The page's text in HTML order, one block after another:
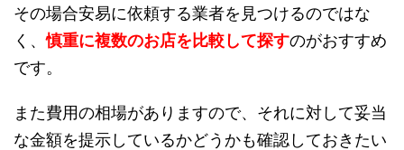
その場合安易に依頼する業者を見つけるのではな
く、慎重に複数のお店を比較して探すのがおすすめ
です。
また費用の相場がありますので、それに対して妥当
な金額を提示しているかどうかも確認しておきたい